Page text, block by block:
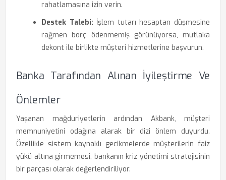
rahatlamasına izin verin.
Destek Talebi: İşlem tutarı hesaptan düşmesine
rağmen borç ödenmemiş görünüyorsa, mutlaka
dekont ile birlikte müşteri hizmetlerine başvurun.
Banka Tarafından Alınan İyileştirme Ve
Önlemler
Yaşanan mağduriyetlerin ardından Akbank, müşteri
memnuniyetini odağına alarak bir dizi önlem duyurdu.
Özellikle sistem kaynaklı gecikmelerde müşterilerin faiz
yükü altına girmemesi, bankanın kriz yönetimi stratejisinin
bir parçası olarak değerlendiriliyor.